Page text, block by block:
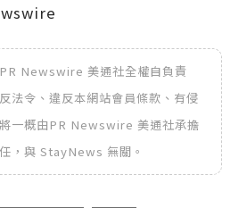
Newswire 美通社全權自負責
法令、違反本網站會員條款、有侵
一概由PR Newswire 美通社承擔
，與 StayNews 無關。